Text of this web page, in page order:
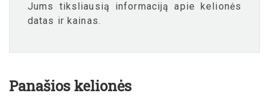
Jums tiksliausią informaciją apie kelionės
datas ir kainas.
Panašios kelionės